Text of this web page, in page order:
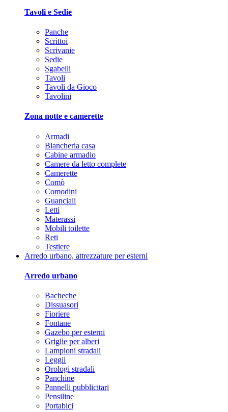
Tavoli e Sedie
Panche
Scrittoi
Scrivanie
Sedie
Sgabelli
Tavoli
Tavoli da Gioco
Tavolini
Zona notte e camerette
Armadi
Biancheria casa
Cabine armadio
Camere da letto complete
Camerette
Comò
Comodini
Guanciali
Letti
Materassi
Mobili toilette
Reti
Testiere
Arredo urbano, attrezzature per esterni
Arredo urbano
Bacheche
Dissuasori
Fioriere
Fontane
Gazebo per esterni
Griglie per alberi
Lampioni stradali
Leggii
Orologi stradali
Panchine
Pannelli pubblicitari
Pensiline
Portabici